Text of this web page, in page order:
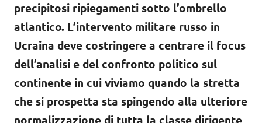
precipitosi ripiegamenti sotto l’ombrello
atlantico. L’intervento militare russo in
Ucraina deve costringere a centrare il focus
dell’analisi e del confronto politico sul
continente in cui viviamo quando la stretta
che si prospetta sta spingendo alla ulteriore
normalizzazione di tutta la classe dirigente